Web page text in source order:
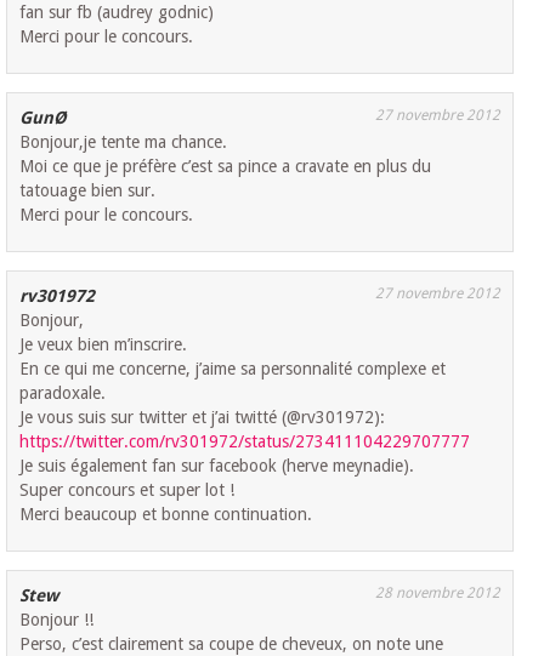
fan sur fb (audrey godnic)
Merci pour le concours.
GunØ 27 novembre 2012
Bonjour,je tente ma chance.
Moi ce que je préfère c’est sa pince a cravate en plus du
tatouage bien sur.
Merci pour le concours.
rv301972 27 novembre 2012
Bonjour,
Je veux bien m’inscrire.
En ce qui me concerne, j’aime sa personnalité complexe et
paradoxale.
Je vous suis sur twitter et j’ai twitté (@rv301972):
https://twitter.com/rv301972/status/273411104229707777
Je suis également fan sur facebook (herve meynadie).
Super concours et super lot !
Merci beaucoup et bonne continuation.
Stew 28 novembre 2012
Bonjour !!
Perso, c’est clairement sa coupe de cheveux, on note une